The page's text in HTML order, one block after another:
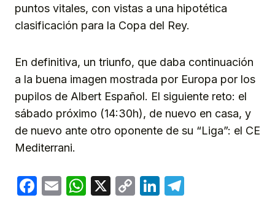
puntos vitales, con vistas a una hipotética
clasificación para la Copa del Rey.
En definitiva, un triunfo, que daba continuación
a la buena imagen mostrada por Europa por los
pupilos de Albert Español. El siguiente reto: el
sábado próximo (14:30h), de nuevo en casa, y
de nuevo ante otro oponente de su “Liga”: el CE
Mediterrani.
Facebook
EmailWhatsApp
X
CopyLinkedIn